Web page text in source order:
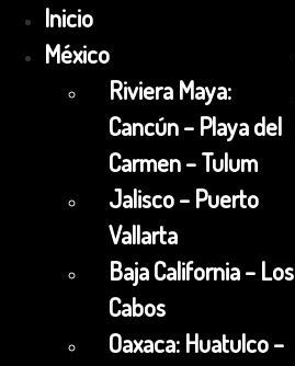
Inicio
México
Riviera Maya:
Cancún – Playa del
Carmen – Tulum
Jalisco – Puerto
Vallarta
Baja California – Los
Cabos
Oaxaca: Huatulco –